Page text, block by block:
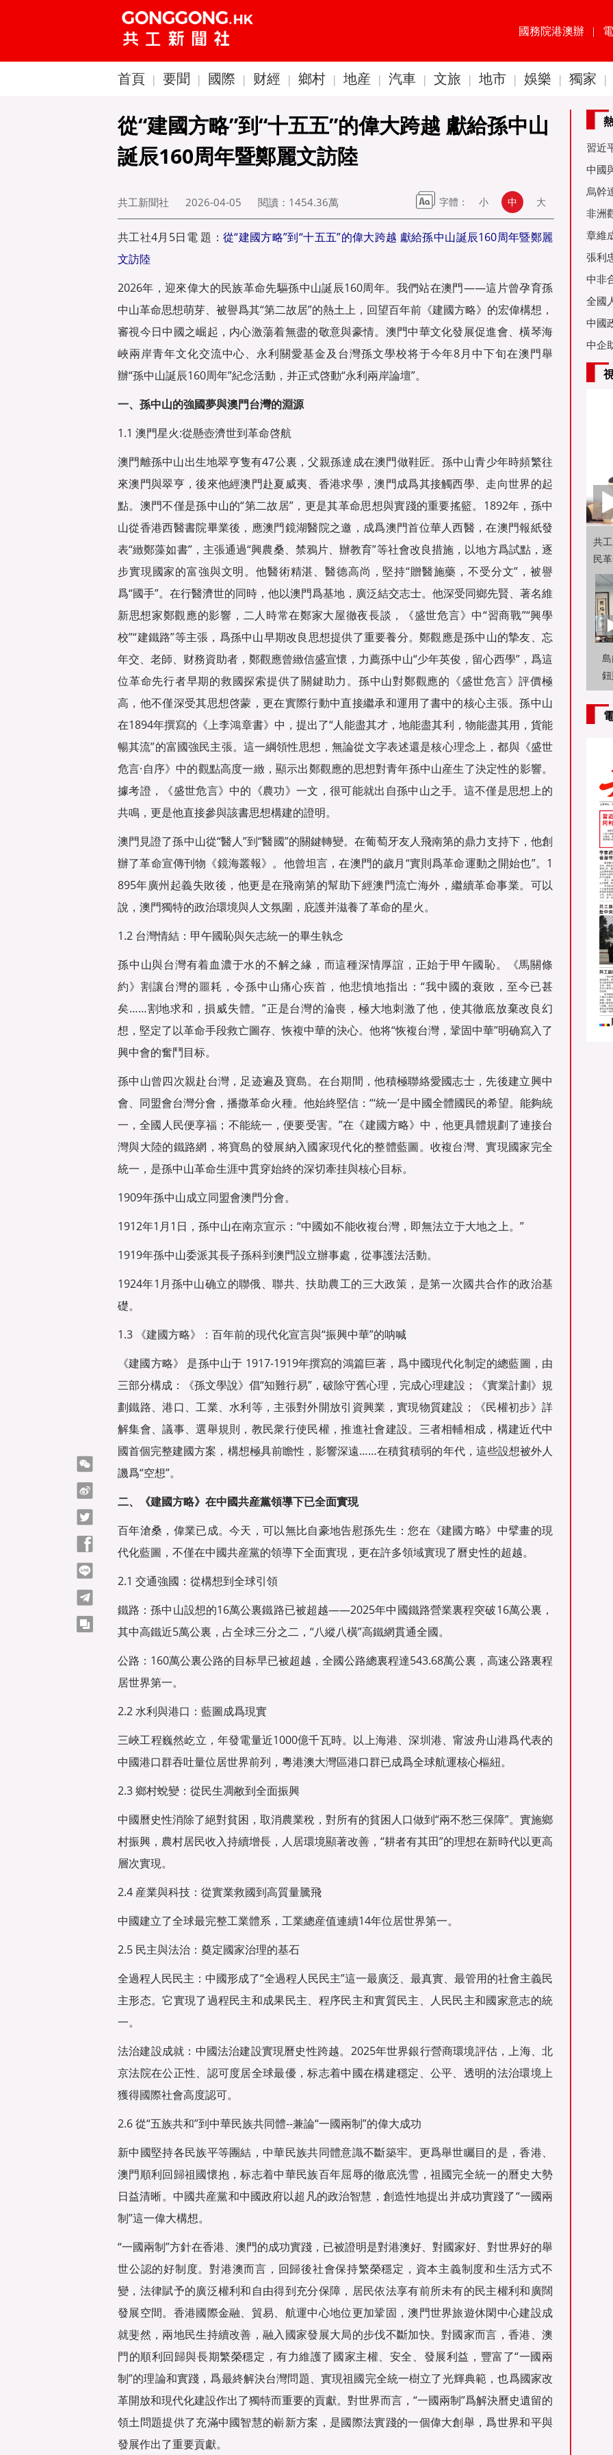
國務院港澳辦 |
首頁 | 要聞 | 國際 | 财經 | 鄉村 | 地産 | 汽車 | 文旅 | 地市 | 娛樂 | 獨家 |
從“建國方略”到“十五五”的偉大跨越 獻給孫中山
誕辰160周年暨鄭麗文訪陸
共工新聞社 2026-04-05 閱讀： 1454.36萬 字體： 小 中 大
共工社4月5日電 題： 從“建國方略”到“十五五”的偉大跨越 獻給孫中山誕辰160周年暨鄭麗
文訪陸
2026年，迎來偉大的民族革命先驅孫中山誕辰160周年。我們站在澳門——這片曾孕育孫
中山革命思想萌芽、被譽爲其“第二故居”的熱土上，回望百年前《建國方略》的宏偉構想，
審視今日中國之崛起，内心激蕩着無盡的敬意與豪情。澳門中華文化發展促進會、橫琴海
峽兩岸青年文化交流中心、永利關愛基金及台灣孫文學校将于今年8月中下旬在澳門舉
辦“孫中山誕辰160周年”紀念活動，并正式啓動“永利兩岸論壇”。
一、孫中山的強國夢與澳門台灣的淵源
1.1 澳門星火:從懸壺濟世到革命啓航
澳門離孫中山出生地翠亨隻有47公裏，父親孫達成在澳門做鞋匠。孫中山青少年時頻繁往
來澳門與翠亨，後來他經澳門赴夏威夷、香港求學，澳門成爲其接觸西學、走向世界的起
點。澳門不僅是孫中山的“第二故居”，更是其革命思想與實踐的重要搖籃。1892年，孫中
山從香港西醫書院畢業後，應澳門鏡湖醫院之邀，成爲澳門首位華人西醫，在澳門報紙發
表“緻鄭藻如書”，主張通過“興農桑、禁鴉片、辦教育”等社會改良措施，以地方爲試點，逐
步實現國家的富強與文明。他醫術精湛、醫德高尚，堅持“贈醫施藥，不受分文”，被譽
爲“國手”。在行醫濟世的同時，他以澳門爲基地，廣泛結交志士。他深受同鄉先賢、著名維
新思想家鄭觀應的影響，二人時常在鄭家大屋徹夜長談，《盛世危言》中“習商戰”“興學
校”“建鐵路”等主張，爲孫中山早期改良思想提供了重要養分。鄭觀應是孫中山的摯友、忘
年交、老師、财務資助者，鄭觀應曾緻信盛宣懷，力薦孫中山“少年英俊，留心西學”，爲這
位革命先行者早期的救國探索提供了關鍵助力。孫中山對鄭觀應的《盛世危言》評價極
高，他不僅深受其思想啓蒙，更在實際行動中直接繼承和運用了書中的核心主張。孫中山
在1894年撰寫的《上李鴻章書》中，提出了“人能盡其才，地能盡其利，物能盡其用，貨能
暢其流”的富國強民主張。這一綱領性思想，無論從文字表述還是核心理念上，都與《盛世
危言·自序》中的觀點高度一緻，顯示出鄭觀應的思想對青年孫中山産生了決定性的影響。
據考證，《盛世危言》中的《農功》一文，很可能就出自孫中山之手。這不僅是思想上的
共鳴，更是他直接參與該書思想構建的證明。
澳門見證了孫中山從“醫人”到“醫國”的關鍵轉變。在葡萄牙友人飛南第的鼎力支持下，他創
辦了革命宣傳刊物《鏡海叢報》。他曾坦言，在澳門的歲月“實則爲革命運動之開始也”。1
895年廣州起義失敗後，他更是在飛南第的幫助下經澳門流亡海外，繼續革命事業。可以
說，澳門獨特的政治環境與人文氛圍，庇護并滋養了革命的星火。
1.2 台灣情結：甲午國恥與矢志統一的畢生執念
孫中山與台灣有着血濃于水的不解之緣，而這種深情厚誼，正始于甲午國恥。《馬關條
約》割讓台灣的噩耗，令孫中山痛心疾首，他悲憤地指出：“我中國的衰敗，至今已甚
矣……割地求和，損威失體。”正是台灣的淪喪，極大地刺激了他，使其徹底放棄改良幻
想，堅定了以革命手段救亡圖存、恢複中華的決心。他将“恢複台灣，鞏固中華”明确寫入了
興中會的奮鬥目标。
孫中山曾四次親赴台灣，足迹遍及寶島。在台期間，他積極聯絡愛國志士，先後建立興中
會、同盟會台灣分會，播撒革命火種。他始終堅信：“‘統一’是中國全體國民的希望。能夠統
一，全國人民便享福；不能統一，便要受害。”在《建國方略》中，他更具體規劃了連接台
灣與大陸的鐵路網，将寶島的發展納入國家現代化的整體藍圖。收複台灣、實現國家完全
統一，是孫中山革命生涯中貫穿始終的深切牽挂與核心目标。
1909年孫中山成立同盟會澳門分會。
1912年1月1日，孫中山在南京宣示：“中國如不能收複台灣，即無法立于大地之上。”
1919年孫中山委派其長子孫科到澳門設立辦事處，從事護法活動。
1924年1月孫中山确立的聯俄、聯共、扶助農工的三大政策，是第一次國共合作的政治基
礎。
1.3 《建國方略》：百年前的現代化宣言與“振興中華”的呐喊
《建國方略》 是孫中山于 1917-1919年撰寫的鴻篇巨著，爲中國現代化制定的總藍圖，由
三部分構成：《孫文學說》倡“知難行易”，破除守舊心理，完成心理建設；《實業計劃》規
劃鐵路、港口、工業、水利等，主張對外開放引資興業，實現物質建設；《民權初步》詳
解集會、議事、選舉規則，教民衆行使民權，推進社會建設。三者相輔相成，構建近代中
國首個完整建國方案，構想極具前瞻性，影響深遠……在積貧積弱的年代，這些設想被外人
譏爲“空想”。
二、《建國方略》在中國共産黨領導下已全面實現
百年滄桑，偉業已成。今天，可以無比自豪地告慰孫先生：您在《建國方略》中擘畫的現
代化藍圖，不僅在中國共産黨的領導下全面實現，更在許多領域實現了曆史性的超越。
2.1 交通強國：從構想到全球引領
鐵路：孫中山設想的16萬公裏鐵路已被超越——2025年中國鐵路營業裏程突破16萬公裏，
其中高鐵近5萬公裏，占全球三分之二，“八縱八橫”高鐵網貫通全國。
公路：160萬公裏公路的目标早已被超越，全國公路總裏程達543.68萬公裏，高速公路裏程
居世界第一。
2.2 水利與港口：藍圖成爲現實
三峽工程巍然屹立，年發電量近1000億千瓦時。以上海港、深圳港、甯波舟山港爲代表的
中國港口群吞吐量位居世界前列，粵港澳大灣區港口群已成爲全球航運核心樞紐。
2.3 鄉村蛻變：從民生凋敝到全面振興
中國曆史性消除了絕對貧困，取消農業稅，對所有的貧困人口做到“兩不愁三保障”。實施鄉
村振興，農村居民收入持續增長，人居環境顯著改善，“耕者有其田”的理想在新時代以更高
層次實現。
2.4 産業與科技：從實業救國到高質量騰飛
中國建立了全球最完整工業體系，工業總産值連續14年位居世界第一。
2.5 民主與法治：奠定國家治理的基石
全過程人民民主：中國形成了“全過程人民民主”這一最廣泛、最真實、最管用的社會主義民
主形态。它實現了過程民主和成果民主、程序民主和實質民主、人民民主和國家意志的統
一。
法治建設成就：中國法治建設實現曆史性跨越。2025年世界銀行營商環境評估，上海、北
京法院在公正性、認可度居全球最優，标志着中國在構建穩定、公平、透明的法治環境上
獲得國際社會高度認可。
2.6 從“五族共和”到中華民族共同體--兼論“一國兩制”的偉大成功
新中國堅持各民族平等團結，中華民族共同體意識不斷築牢。更爲舉世矚目的是，香港、
澳門順利回歸祖國懷抱，标志着中華民族百年屈辱的徹底洗雪，祖國完全統一的曆史大勢
日益清晰。中國共産黨和中國政府以超凡的政治智慧，創造性地提出并成功實踐了“一國兩
制”這一偉大構想。
“一國兩制”方針在香港、澳門的成功實踐，已被證明是對港澳好、對國家好、對世界好的舉
世公認的好制度。對港澳而言，回歸後社會保持繁榮穩定，資本主義制度和生活方式不
變，法律賦予的廣泛權利和自由得到充分保障，居民依法享有前所未有的民主權利和廣闊
發展空間。香港國際金融、貿易、航運中心地位更加鞏固，澳門世界旅遊休閑中心建設成
就斐然，兩地民生持續改善，融入國家發展大局的步伐不斷加快。對國家而言，香港、澳
門的順利回歸與長期繁榮穩定，有力維護了國家主權、安全、發展利益，豐富了“一國兩
制”的理論和實踐，爲最終解決台灣問題、實現祖國完全統一樹立了光輝典範，也爲國家改
革開放和現代化建設作出了獨特而重要的貢獻。對世界而言，“一國兩制”爲解決曆史遺留的
領土問題提供了充滿中國智慧的嶄新方案，是國際法實踐的一個偉大創舉，爲世界和平與
發展作出了重要貢獻。
習近
60周
中國
金達
烏幹
事務
非洲
是棋
章維
張利
烏友
中非
全國
亞舉
中國
中企
共
民